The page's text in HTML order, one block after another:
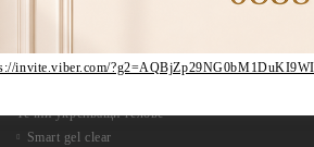
Колекция Acryl gel Beverly
Течни укрепващи гелове
Smart gel clear
invite.viber.com/